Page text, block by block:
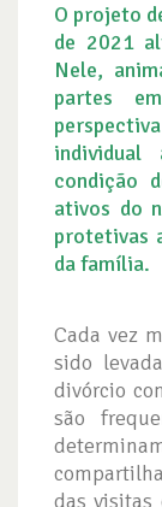
O projeto
de 2021
Nele,
partes
individual
condição
ativos do
protetivas
da família.
Cada vez
sido
divórcio
são
das visitas